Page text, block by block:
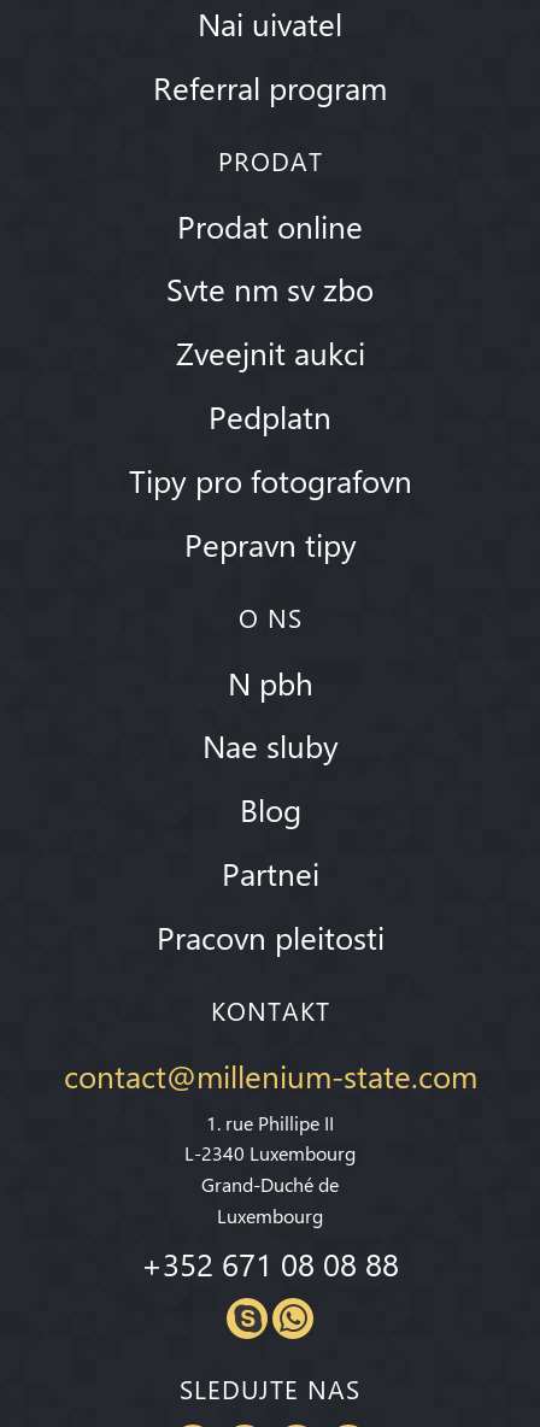
Nai uivatel
Referral program
PRODAT
Prodat online
Svte nm sv zbo
Zveejnit aukci
Pedplatn
Tipy pro fotografovn
Pepravn tipy
O NS
N pbh
Nae sluby
Blog
Partnei
Pracovn pleitosti
KONTAKT
contact@millenium-state.com
1. rue Phillipe II
L-2340 Luxembourg
Grand-Duché de
Luxembourg
+352 671 08 08 88
SLEDUJTE NAS